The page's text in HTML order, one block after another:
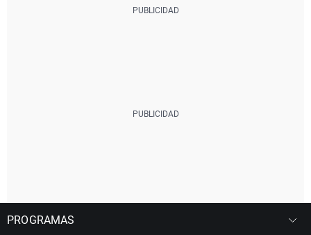
PROGRAMAS